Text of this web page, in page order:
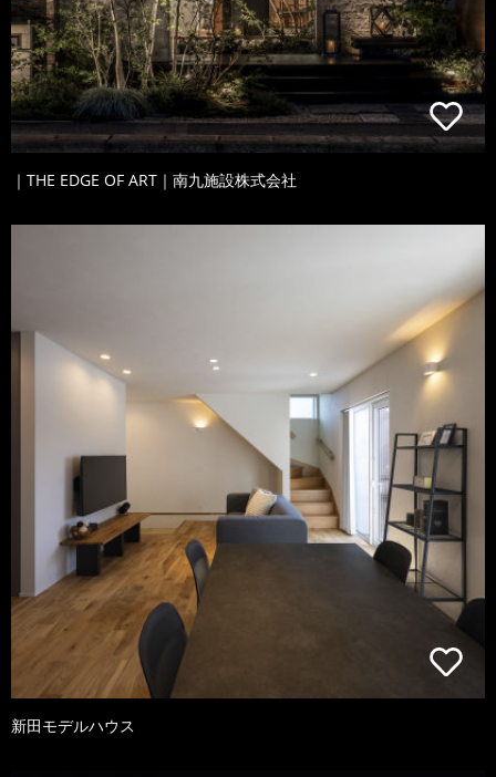
｜THE EDGE OF ART｜南九施設株式会社
新田モデルハウス